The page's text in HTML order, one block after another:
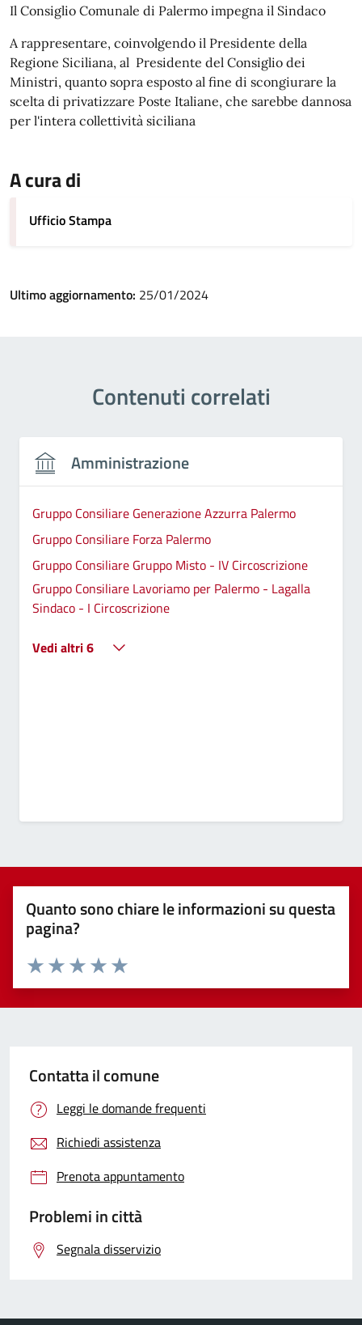
Il Consiglio Comunale di Palermo impegna il Sindaco
A rappresentare, coinvolgendo il Presidente della
Regione Siciliana, al Presidente del Consiglio dei
Ministri, quanto sopra esposto al fine di scongiurare la
scelta di privatizzare Poste Italiane, che sarebbe dannosa
per l'intera collettività siciliana
A cura di
Ufficio Stampa
Ultimo aggiornamento: 25/01/2024
Contenuti correlati
Amministrazione
Gruppo Consiliare Generazione Azzurra Palermo
Gruppo Consiliare Forza Palermo
Gruppo Consiliare Gruppo Misto - IV Circoscrizione
Gruppo Consiliare Lavoriamo per Palermo - Lagalla
Sindaco - I Circoscrizione
Vedi altri 6
Quanto sono chiare le informazioni su questa
pagina?
Valuta 5 stelle su 5
Valuta 4 stelle su 5
Valuta 3 stelle su 5
Valuta 2 stelle su 5
Valuta 1 stelle su 5
Contatta il comune
Leggi le domande frequenti
Richiedi assistenza
Prenota appuntamento
Problemi in città
Segnala disservizio